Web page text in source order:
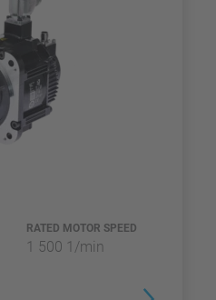
RATED MOTOR SPEED
1 500 1/min